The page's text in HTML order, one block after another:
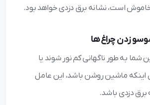
است، نشانه برق دزدی خواهد بود.
زدن چراغ ‌ها
شما به طور ناگهانی کم نور شوند یا
اینکه ماشین روشن باشد، این عامل
دزدی باشد.